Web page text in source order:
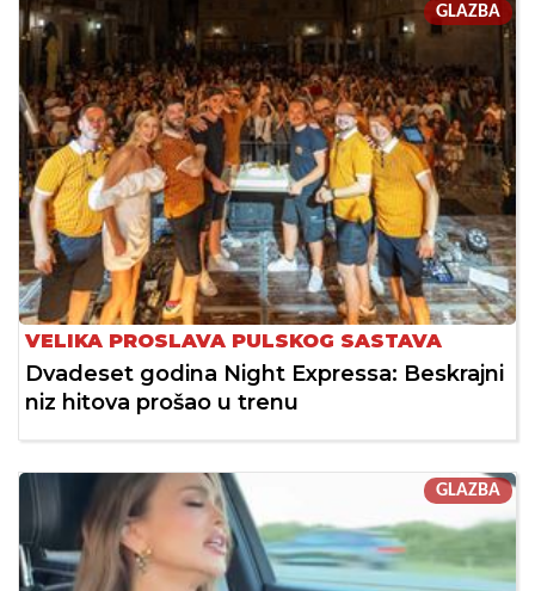
GLAZBA
VELIKA PROSLAVA PULSKOG SASTAVA
Dvadeset godina Night Expressa: Beskrajni
niz hitova prošao u trenu
GLAZBA